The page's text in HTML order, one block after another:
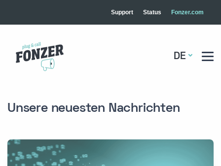
Support Status Fonzer.com
DE
Unsere neuesten Nachrichten